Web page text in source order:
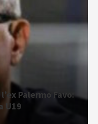
Palermo Favo:
U19